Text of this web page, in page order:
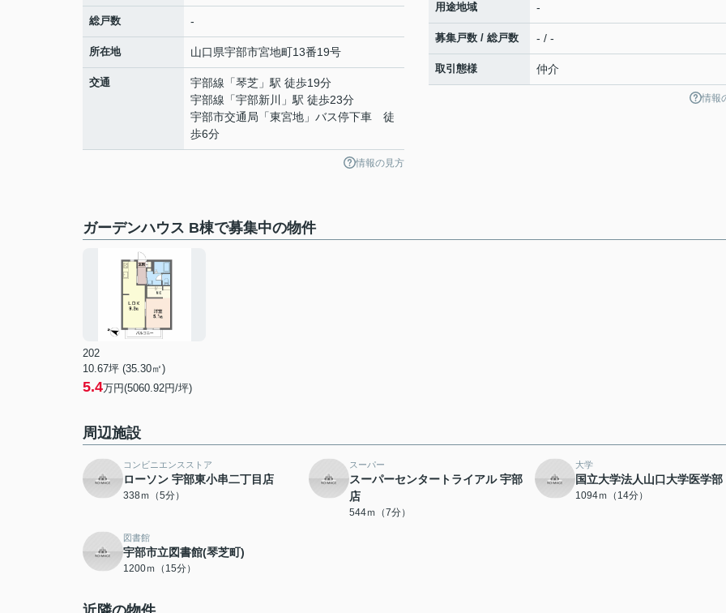
総戸数 -
所在地 山口県宇部市宮地町13番19号
交通 宇部線 「琴芝 」駅 徒歩19分
宇部線 「宇部新川
」駅 徒歩23分
宇部市交通局「東宮地」バス停下車 徒
歩6分
情報の見方
用途地域 -
募集戸数 / 総戸数 - / -
取引態様 仲介
情報
ガーデンハウス B棟で募集中の物件
202
10.67坪 (35.30㎡)
5.4万円(5060.92円/坪)
周辺施設
コンビニエンスストア
ローソン 宇部東小串二丁目店
338ｍ（5分）
スーパー
スーパーセンタートライアル 宇部
店
544ｍ（7分）
大学
国立大学法人山口大学医学部
1094ｍ（14分）
図書館
宇部市立図書館(琴芝町)
1200ｍ（15分）